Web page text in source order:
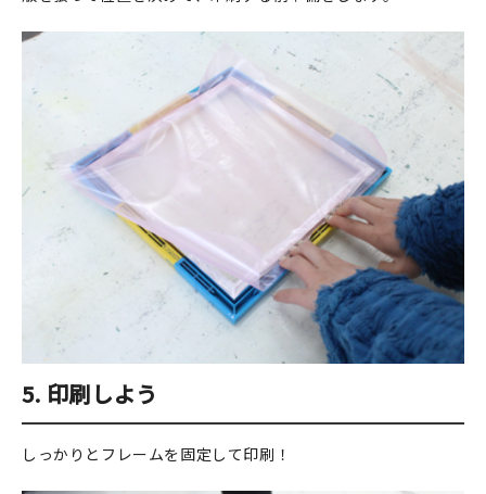
5. 印刷しよう
しっかりとフレームを固定して印刷！